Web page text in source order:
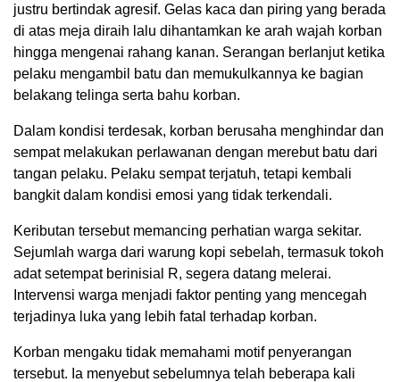
justru bertindak agresif. Gelas kaca dan piring yang berada
di atas meja diraih lalu dihantamkan ke arah wajah korban
hingga mengenai rahang kanan. Serangan berlanjut ketika
pelaku mengambil batu dan memukulkannya ke bagian
belakang telinga serta bahu korban.
Dalam kondisi terdesak, korban berusaha menghindar dan
sempat melakukan perlawanan dengan merebut batu dari
tangan pelaku. Pelaku sempat terjatuh, tetapi kembali
bangkit dalam kondisi emosi yang tidak terkendali.
Keributan tersebut memancing perhatian warga sekitar.
Sejumlah warga dari warung kopi sebelah, termasuk tokoh
adat setempat berinisial R, segera datang melerai.
Intervensi warga menjadi faktor penting yang mencegah
terjadinya luka yang lebih fatal terhadap korban.
Korban mengaku tidak memahami motif penyerangan
tersebut. Ia menyebut sebelumnya telah beberapa kali